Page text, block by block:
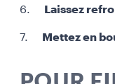
6. Laissez
7. Mettez en